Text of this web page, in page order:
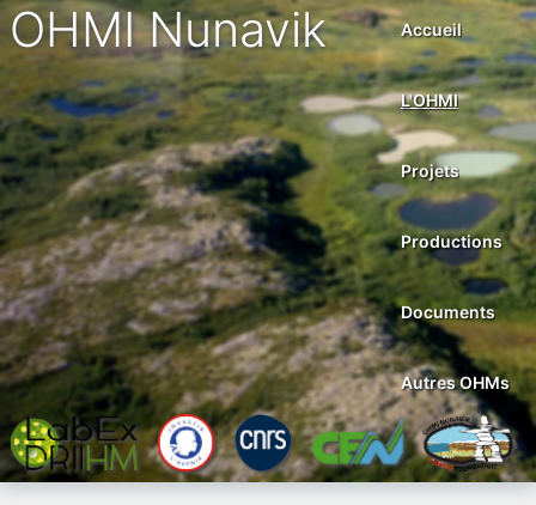
OHMI Nunavik Accueil
L'OHMI
Projets
Productions
Documents
Autres OHMs